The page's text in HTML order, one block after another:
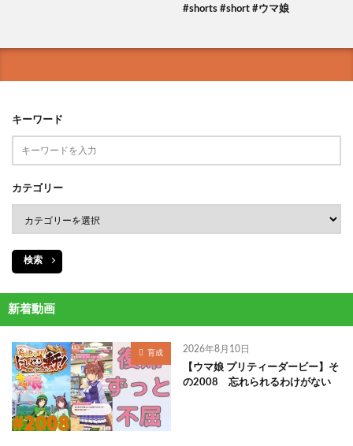
#shorts #short #ウマ娘
キーワード
カテゴリー
検索
新着動画
育成 2026年8月10日
【ウマ娘 プリティーダービー】そ
の2008 忘れられるわけがない